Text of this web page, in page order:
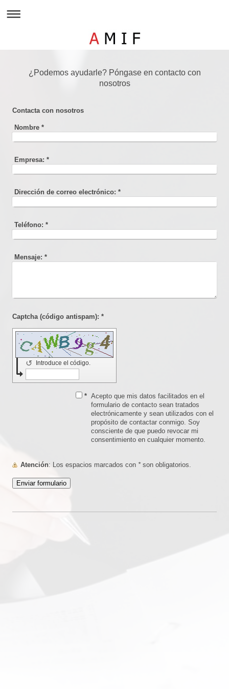
¿Podemos ayudarle? Póngase en contacto con
nosotros
Contacta con nosotros
Nombre *
Empresa: *
Dirección de correo electrónico: *
Teléfono: *
Mensaje: *
Captcha (código antispam): *
Introduce el código.
↺
* Acepto que mis datos facilitados en el
formulario de contacto sean tratados
electrónicamente y sean utilizados con el
propósito de contactar conmigo. Soy
consciente de que puedo revocar mi
consentimiento en cualquier momento.
Atención : Los espacios marcados con *son obligatorios.